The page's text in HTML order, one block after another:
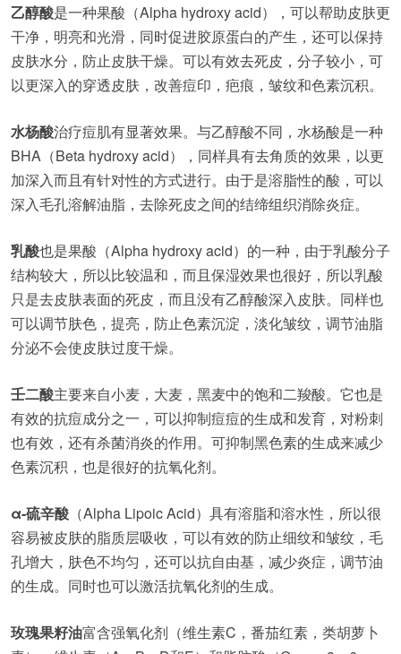
乙醇酸是一种果酸（Alpha hydroxy acid），可以帮助皮肤更
干净，明亮和光滑，同时促进胶原蛋白的产生，还可以保持
皮肤水分，防止皮肤干燥。可以有效去死皮，分子较小，可
以更深入的穿透皮肤，改善痘印，疤痕，皱纹和色素沉积。
水杨酸治疗痘肌有显著效果。与乙醇酸不同，水杨酸是一种
BHA（Beta hydroxy acid），同样具有去角质的效果，以更
加深入而且有针对性的方式进行。由于是溶脂性的酸，可以
深入毛孔溶解油脂，去除死皮之间的结缔组织消除炎症。
乳酸也是果酸（Alpha hydroxy acid）的一种，由于乳酸分子
结构较大，所以比较温和，而且保湿效果也很好，所以乳酸
只是去皮肤表面的死皮，而且没有乙醇酸深入皮肤。同样也
可以调节肤色，提亮，防止色素沉淀，淡化皱纹，调节油脂
分泌不会使皮肤过度干燥。
壬二酸主要来自小麦，大麦，黑麦中的饱和二羧酸。它也是
有效的抗痘成分之一，可以抑制痘痘的生成和发育，对粉刺
也有效，还有杀菌消炎的作用。可抑制黑色素的生成来减少
色素沉积，也是很好的抗氧化剂。
α-硫辛酸 （Alpha Lipoic Acid）具有溶脂和溶水性，所以很
容易被皮肤的脂质层吸收，可以有效的防止细纹和皱纹，毛
孔增大，肤色不均匀，还可以抗自由基，减少炎症，调节油
的生成。同时也可以激活抗氧化剂的生成。
玫瑰果籽油富含强氧化剂（维生素C，番茄红素，类胡萝卜